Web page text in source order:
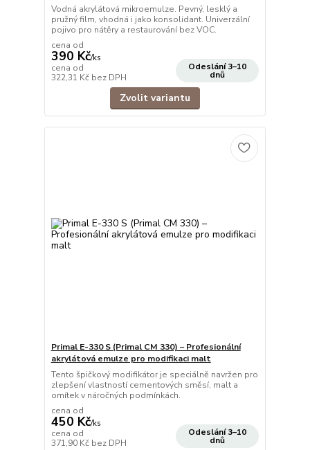
Vodná akrylátová mikroemulze. Pevný, lesklý a
pružný film, vhodná i jako konsolidant. Univerzální
pojivo pro nátěry a restaurování bez VOC.
cena od
390 Kč/ks
cena od
322,31 Kč bez DPH
Odeslání 3–10
dnů
Zvolit variantu
Primal E-330 S (Primal CM 330) – Profesionální
akrylátová emulze pro modifikaci malt
Tento špičkový modifikátor je speciálně navržen pro
zlepšení vlastností cementových směsí, malt a
omítek v náročných podmínkách.
cena od
450 Kč/ks
cena od
371,90 Kč bez DPH
Odeslání 3–10
dnů